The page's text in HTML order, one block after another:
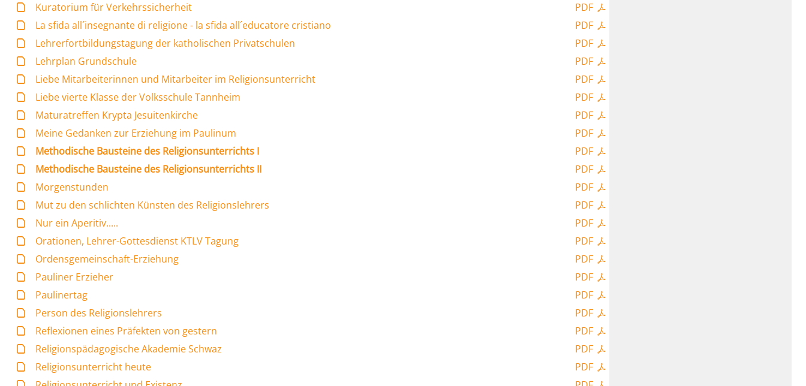
PDF
Kuratorium für Verkehrssicherheit
PDF
La sfida all´insegnante di religione - la sfida all´educatore cristiano
PDF
Lehrerfortbildungstagung der katholischen Privatschulen
PDF
Lehrplan Grundschule
PDF
Liebe Mitarbeiterinnen und Mitarbeiter im Religionsunterricht
PDF
Liebe vierte Klasse der Volksschule Tannheim
PDF
Maturatreffen Krypta Jesuitenkirche
PDF
Meine Gedanken zur Erziehung im Paulinum
PDF
Methodische Bausteine des Religionsunterrichts I
PDF
Methodische Bausteine des Religionsunterrichts II
PDF
Morgenstunden
PDF
Mut zu den schlichten Künsten des Religionslehrers
PDF
Nur ein Aperitiv.....
PDF
Orationen, Lehrer-Gottesdienst KTLV Tagung
PDF
Ordensgemeinschaft-Erziehung
PDF
Pauliner Erzieher
PDF
Paulinertag
PDF
Person des Religionslehrers
PDF
Reflexionen eines Präfekten von gestern
PDF
Religionspädagogische Akademie Schwaz
PDF
Religionsunterricht heute